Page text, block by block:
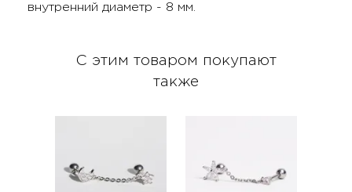
внутренний диаметр - 8 мм.
С этим товаром покупают
также